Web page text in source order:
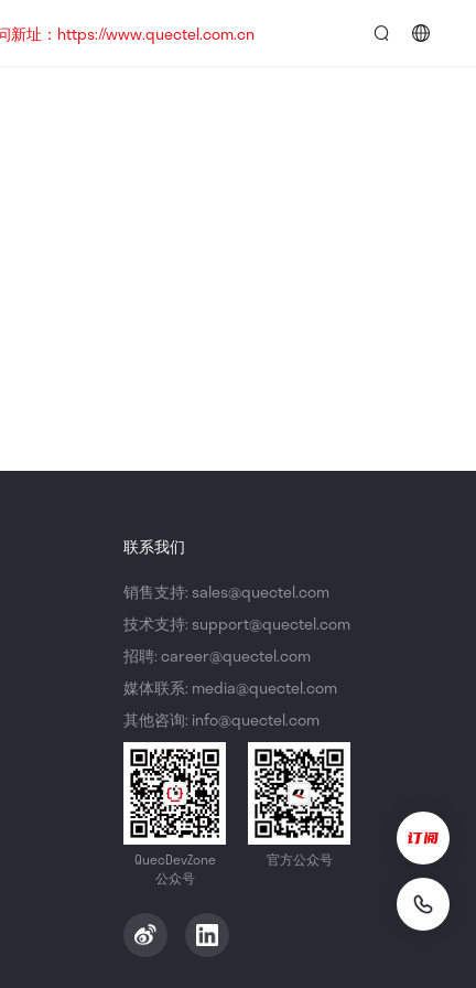
新址：https://www.quectel.com.cn
联系我们
销售支持: sales@quectel.com
技术支持: support@quectel.com
招聘: career@quectel.com
媒体联系: media@quectel.com
其他咨询: info@quectel.com
QuecDevZone
公众号
官方公众号